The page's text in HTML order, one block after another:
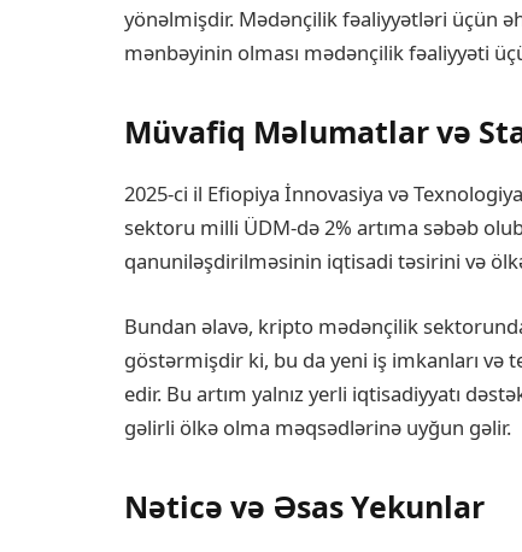
yönəlmişdir. Mədənçilik fəaliyyətləri üçün
mənbəyinin olması mədənçilik fəaliyyəti
Müvafiq Məlumatlar və
2025-ci il Efiopiya İnnovasiya və
sektoru milli ÜDM-də 2% artıma səbəb
qanuniləşdirilməsinin iqtisadi təsirini və
Bundan əlavə, kripto mədənçilik
göstərmişdir ki, bu da yeni iş imkanları və
edir. Bu artım yalnız yerli iqtisadiyyatı
gəlirli ölkə olma məqsədlərinə uyğun gəlir.
Nəticə və Əsas Yekunlar